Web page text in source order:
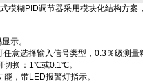
模糊PID调节器采用模块化结构方案
示。
意选择输入信号类型，0.3％级测量
切换：1℃或0.1℃。
，带LED报警灯指示。